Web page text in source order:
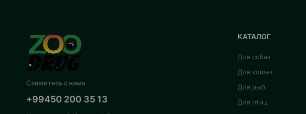
Свяжитесь с нами
+99450 200 35 13
КАТАЛОГ
Для собак
Для кошек
Для рыб
Для птиц